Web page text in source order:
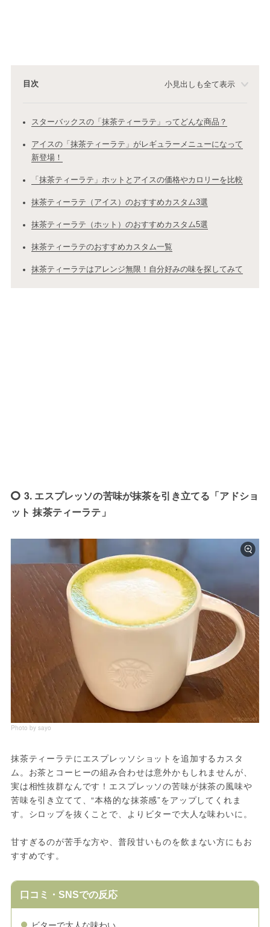
目次 小見出しも全て表示
スターバックスの「抹茶ティーラテ」ってどんな商品？
アイスの「抹茶ティーラテ」がレギュラーメニューになって
新登場！
「抹茶ティーラテ」ホットとアイスの価格やカロリーを比較
抹茶ティーラテ（アイス）のおすすめカスタム3選
抹茶ティーラテ（ホット）のおすすめカスタム5選
抹茶ティーラテのおすすめカスタム一覧
抹茶ティーラテはアレンジ無限！自分好みの味を探してみて
3. エスプレッソの苦味が抹茶を引き立てる「アドショ
ット 抹茶ティーラテ」
Photo by sayo
抹茶ティーラテにエスプレッソショットを追加するカスタ
ム。お茶とコーヒーの組み合わせは意外かもしれませんが、
実は相性抜群なんです！エスプレッソの苦味が抹茶の風味や
苦味を引き立てて、“本格的な抹茶感”をアップしてくれま
す。シロップを抜くことで、よりビターで大人な味わいに。
甘すぎるのが苦手な方や、普段甘いものを飲まない方にもお
すすめです。
口コミ・SNSでの反応
ビターで大人な味わい